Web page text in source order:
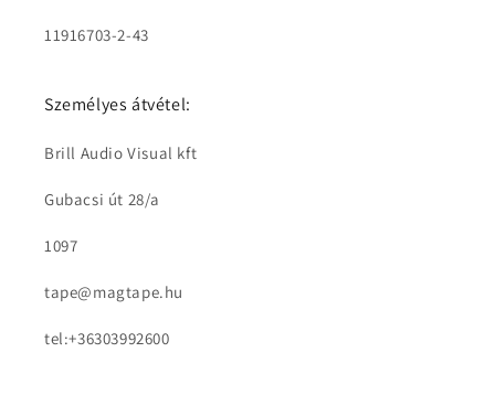
11916703-2-43
Személyes átvétel:
Brill Audio Visual kft
Gubacsi út 28/a
1097
tape@magtape.hu
tel:+36303992600